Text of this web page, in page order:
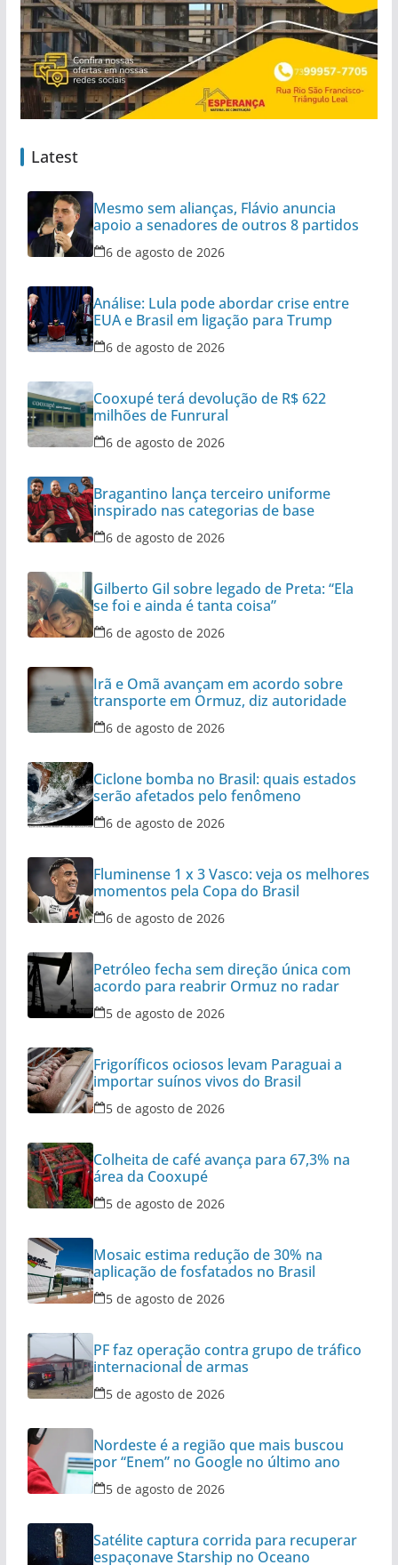
Latest
Mesmo sem alianças, Flávio anuncia
apoio a senadores de outros 8 partidos
6 de agosto de 2026
Análise: Lula pode abordar crise entre
EUA e Brasil em ligação para Trump
6 de agosto de 2026
Cooxupé terá devolução de R$ 622
milhões de Funrural
6 de agosto de 2026
Bragantino lança terceiro uniforme
inspirado nas categorias de base
6 de agosto de 2026
Gilberto Gil sobre legado de Preta: “Ela
se foi e ainda é tanta coisa”
6 de agosto de 2026
Irã e Omã avançam em acordo sobre
transporte em Ormuz, diz autoridade
6 de agosto de 2026
Ciclone bomba no Brasil: quais estados
serão afetados pelo fenômeno
6 de agosto de 2026
Fluminense 1 x 3 Vasco: veja os melhores
momentos pela Copa do Brasil
6 de agosto de 2026
Petróleo fecha sem direção única com
acordo para reabrir Ormuz no radar
5 de agosto de 2026
Frigoríficos ociosos levam Paraguai a
importar suínos vivos do Brasil
5 de agosto de 2026
Colheita de café avança para 67,3% na
área da Cooxupé
5 de agosto de 2026
Mosaic estima redução de 30% na
aplicação de fosfatados no Brasil
5 de agosto de 2026
PF faz operação contra grupo de tráfico
internacional de armas
5 de agosto de 2026
Nordeste é a região que mais buscou
por “Enem” no Google no último ano
5 de agosto de 2026
Satélite captura corrida para recuperar
espaçonave Starship no Oceano